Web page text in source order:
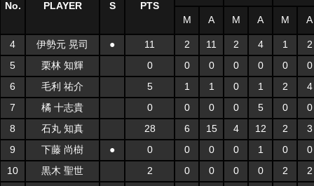
No. PLAYER S PTS
M A M A M A
4 伊勢元 晃司 ● 11 2 11 2 4 1
2
5
栗林 知輝 0 0 0 0 0 0
0
6
毛利 祐介 5 1 1 0 1 2
4
7
橘 十志貴 0 0 0 0 5 0
0
8
石丸 知真 28 6 15 4 12 2
3
9
下藤 尚樹 ● 0 0 0 0 1 0
0
10
黒木 聖世 2 0 0 0 0 2
2